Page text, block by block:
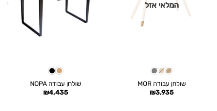
המלאי אזל
שולחן עבודה MOR
₪3,935
שולחן עבודה NOPA
₪4,435